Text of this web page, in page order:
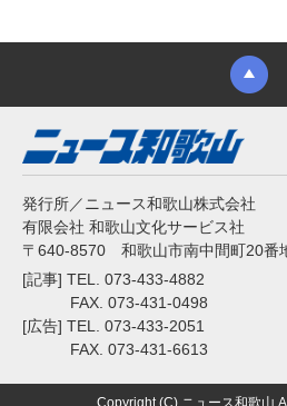
発行所／ニュース和歌山株式会社
有限会社 和歌山文化サービス社
〒640-8570 和歌山市南中間町20番
[記事] TEL. 073-433-4882
FAX. 073-431-0498
[広告] TEL. 073-433-2051
FAX. 073-431-6613